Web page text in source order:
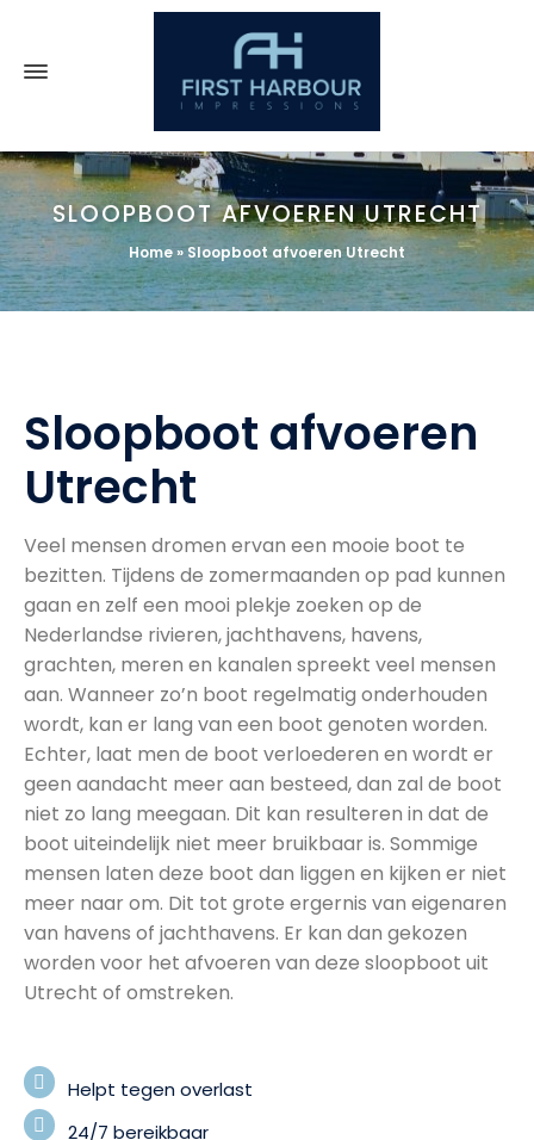
SLOOPBOOT AFVOEREN UTRECHT
Home»Sloopboot afvoeren Utrecht
Sloopboot afvoeren
Utrecht
Veel mensen dromen ervan een mooie boot te
bezitten. Tijdens de zomermaanden op pad kunnen
gaan en zelf een mooi plekje zoeken op de
Nederlandse rivieren, jachthavens, havens,
grachten, meren en kanalen spreekt veel mensen
aan. Wanneer zo’n boot regelmatig onderhouden
wordt, kan er lang van een boot genoten worden.
Echter, laat men de boot verloederen en wordt er
geen aandacht meer aan besteed, dan zal de boot
niet zo lang meegaan. Dit kan resulteren in dat de
boot uiteindelijk niet meer bruikbaar is. Sommige
mensen laten deze boot dan liggen en kijken er niet
meer naar om. Dit tot grote ergernis van eigenaren
van havens of jachthavens. Er kan dan gekozen
worden voor het afvoeren van deze sloopboot uit
Utrecht of omstreken.
Helpt tegen overlast
24/7 bereikbaar